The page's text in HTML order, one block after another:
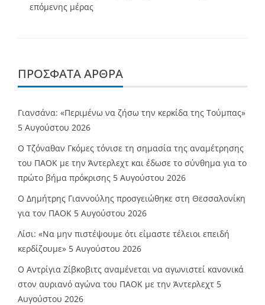
επόμενης μέρας
ΠΡΌΣΦΑΤΑ ΆΡΘΡΑ
Γιανσάνα: «Περιμένω να ζήσω την κερκίδα της Τούμπας»
5 Αυγούστου 2026
Ο Τζόναθαν Γκόμες τόνισε τη σημασία της αναμέτρησης
του ΠΑΟΚ με την Άντερλεχτ και έδωσε το σύνθημα για το
πρώτο βήμα πρόκρισης 5 Αυγούστου 2026
Ο Δημήτρης Γιαννούλης προσγειώθηκε στη Θεσσαλονίκη
για τον ΠΑΟΚ 5 Αυγούστου 2026
Λίσι: «Να μην πιστέψουμε ότι είμαστε τέλειοι επειδή
κερδίζουμε» 5 Αυγούστου 2026
Ο Αντρίγια Ζίβκοβιτς αναμένεται να αγωνιστεί κανονικά
στον αυριανό αγώνα του ΠΑΟΚ με την Άντερλεχτ 5
Αυγούστου 2026